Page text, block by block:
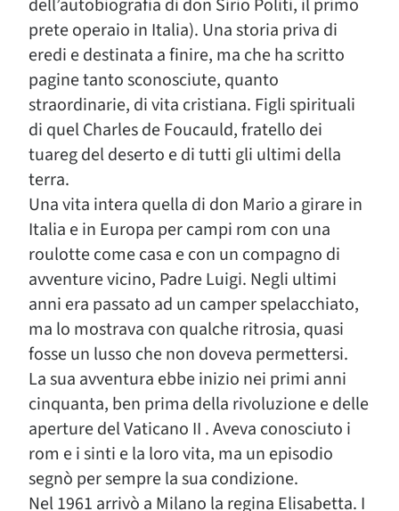
dell’autobiografia di don Sirio Politi, il primo
prete operaio in Italia). Una storia priva di
eredi e destinata a finire, ma che ha scritto
pagine tanto sconosciute, quanto
straordinarie, di vita cristiana. Figli spirituali
di quel Charles de Foucauld, fratello dei
tuareg del deserto e di tutti gli ultimi della
terra.
Una vita intera quella di don Mario a girare in
Italia e in Europa per campi rom con una
roulotte come casa e con un compagno di
avventure vicino, Padre Luigi. Negli ultimi
anni era passato ad un camper spelacchiato,
ma lo mostrava con qualche ritrosia, quasi
fosse un lusso che non doveva permettersi.
La sua avventura ebbe inizio nei primi anni
cinquanta, ben prima della rivoluzione e delle
aperture del Vaticano II . Aveva conosciuto i
rom e i sinti e la loro vita, ma un episodio
segnò per sempre la sua condizione.
Nel 1961 arrivò a Milano la regina Elisabetta. I